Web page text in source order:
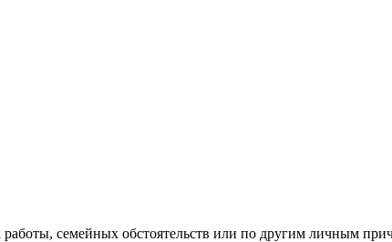
работы, семейных обстоятельств или по другим личным